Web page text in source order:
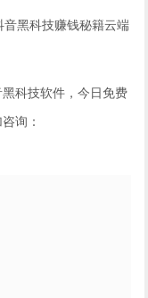
科技软件，今日免费
询：